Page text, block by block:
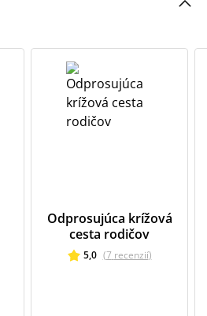
Odprosujúca krížová
cesta rodičov
5,0 (7 recenzií)